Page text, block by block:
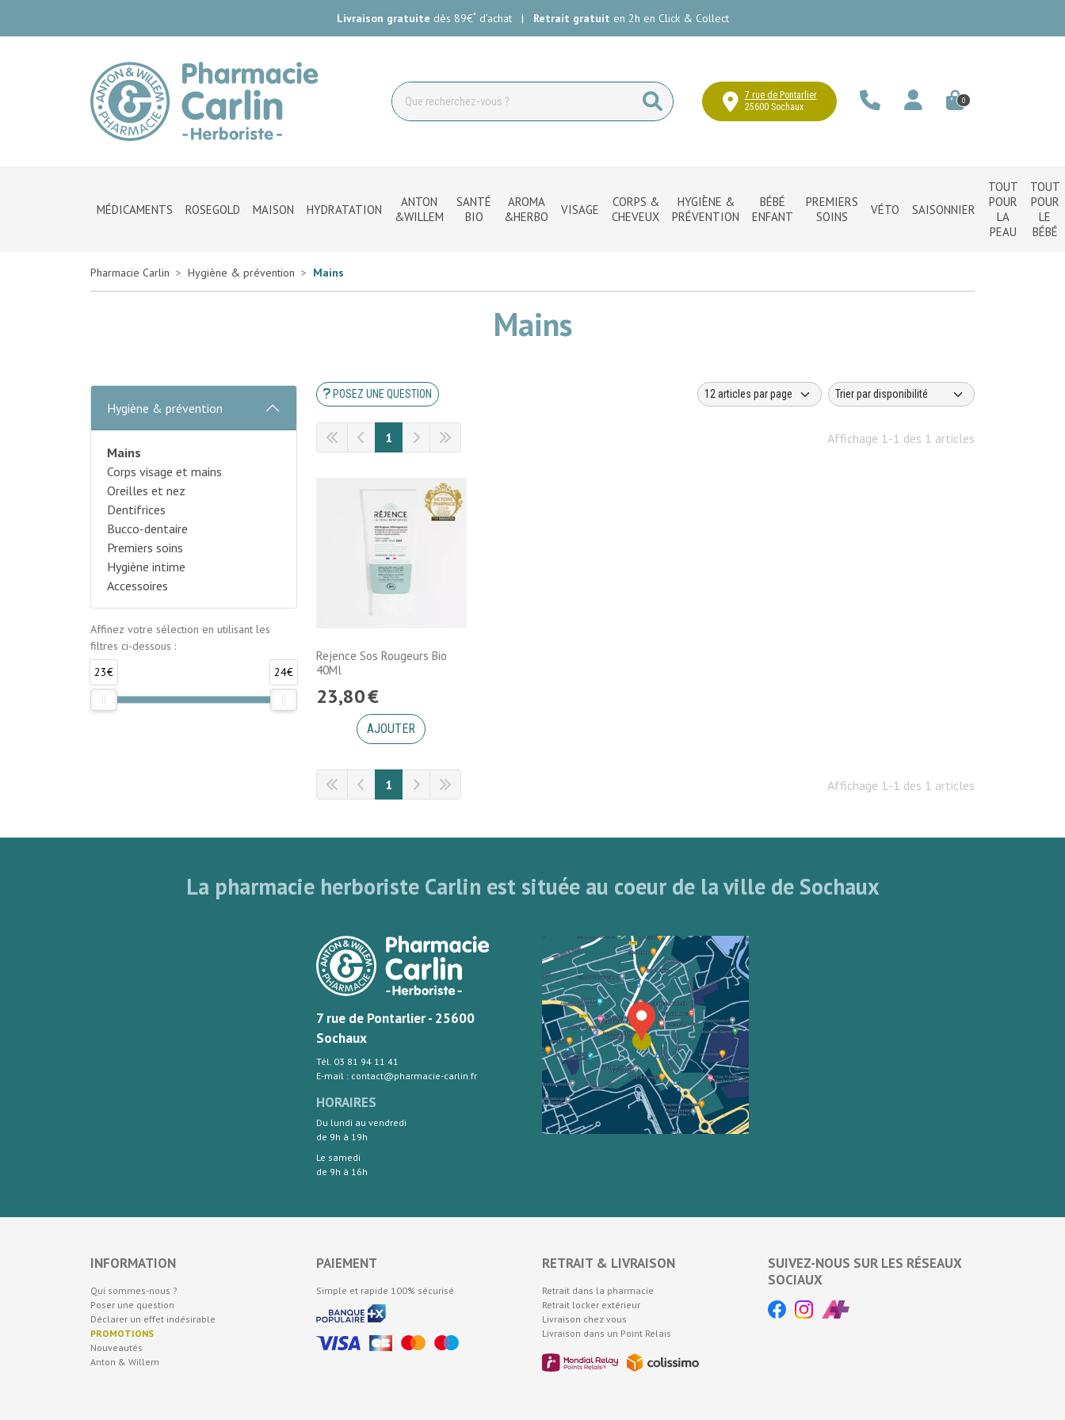
Livraison gratuite dès 89€*d’achat | Retrait gratuit en 2h en Click & Collect
Pharmacie Carlin Votre pharmacie en ligne à votre service
7 rue de Pontarlier
25600 Sochaux
0
MÉDICAMENTS ROSEGOLD MAISON HYDRATATION
ANTON
&WILLEM
SANTÉ
BIO
AROMA
&HERBO
VISAGE
CORPS &
CHEVEUX
HYGIÈNE &
PRÉVENTION
BÉBÉ
ENFANT
PREMIERS
SOINS
VÉTO SAISONNIER
TOUT
POUR
LA
PEAU
TOUT
POUR
LE
BÉBÉ
Pharmacie Carlin Hygiène & prévention Mains
Mains
POSEZ UNE QUESTION
Affichage 1-1 des 1 articles
1
Rejence Sos Rougeurs Bio
40Ml
23,80€
AJOUTER
Affichage 1-1 des 1 articles
1
Hygiène & prévention
Mains
Corps visage et mains
Oreilles et nez
Dentifrices
Bucco-dentaire
Premiers soins
Hygiène intime
Accessoires
Affinez votre sélection en utilisant les
filtres ci-dessous :
23€
24€
La pharmacie herboriste Carlin est située au coeur de la ville de Sochaux
7 rue de Pontarlier - 25600
Sochaux
Tél. 03 81 94 11 41
E-mail : contact@pharmacie-carlin.fr
HORAIRES
Du lundi au vendredi
de 9h à 19h
Le samedi
de 9h à 16h
INFORMATION
Qui sommes-nous ?
Poser une question
Déclarer un effet indésirable
PROMOTIONS
Nouveautés
Anton & Willem
PAIEMENT
Simple et rapide 100% sécurisé
RETRAIT & LIVRAISON
Retrait dans la pharmacie
Retrait locker extérieur
Livraison chez vous
Livraison dans un Point Relais
SUIVEZ-NOUS SUR LES RÉSEAUX
SOCIAUX